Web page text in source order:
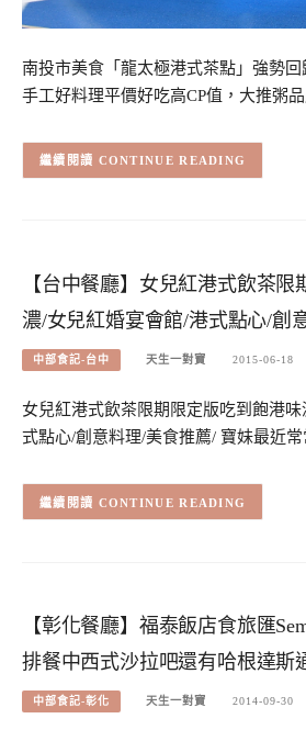
南投市美食「龍太極港式茶點」強勢
手工好料理平價好吃高CP值，大推粥
CONTINUE READING
【台中餐廳】女兒紅港式飲茶
濃/女兒紅婚宴會館/港式點心/創
中部食記-台中 天生一對寶 2015-06-18
女兒紅港式飲茶限期限定版吃到飽港
式點心/創意料理/美食推薦/ 寶妹最近
CONTINUE READING
【彰化餐廳】福泰飯店食旅匯
排餐中西式沙拉吧還有哈根達斯
中部食記-彰化 天生一對寶 2014-09-30